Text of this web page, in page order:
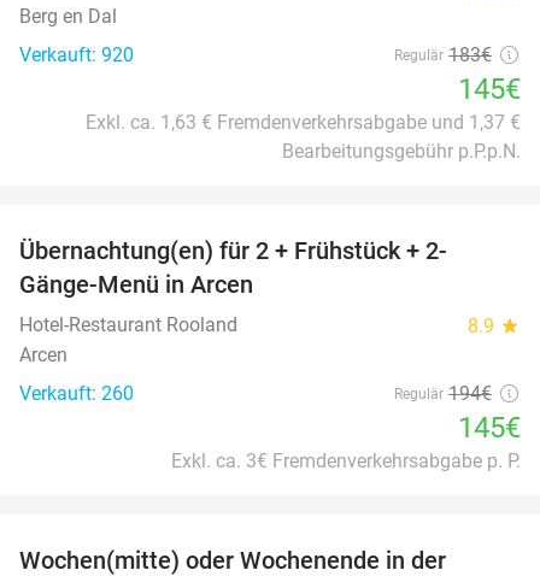
Berg en Dal
Verkauft: 920
Regulär 183€
145€
Exkl. ca. 1,63 € Fremdenverkehrsabgabe und 1,37 €
Bearbeitungsgebühr p.P.p.N.
Übernachtung(en) für 2 + Frühstück + 2-
Gänge-Menü in Arcen
Hotel-Restaurant Rooland 8.9 star
Arcen
Verkauft: 260
Regulär 194€
145€
Exkl. ca. 3€ Fremdenverkehrsabgabe p. P.
Wochen(mitte) oder Wochenende in der